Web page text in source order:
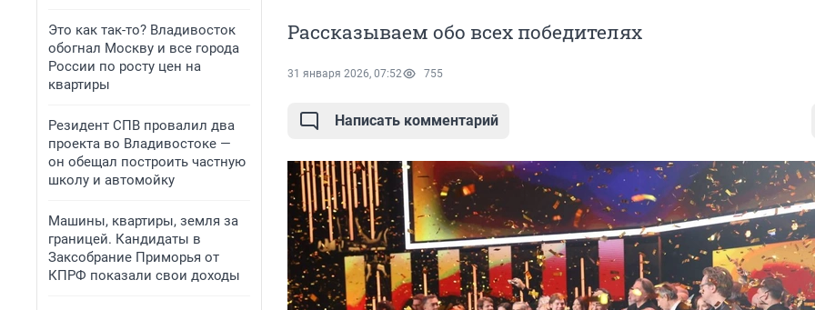
Это как так-то? Владивосток
обогнал Москву и все города
России по росту цен на
квартиры
Резидент СПВ провалил два
проекта во Владивостоке —
он обещал построить частную
школу и автомойку
Машины, квартиры, земля за
границей. Кандидаты в
Заксобрание Приморья от
КПРФ показали свои доходы
Рассказываем обо всех победителях
31 января 2026, 07:52 755
Написать комментарий